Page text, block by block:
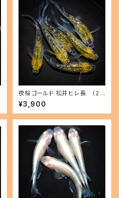
夜桜ゴールド 松井ヒレ長 （20
26年産まれ） オス3 メス3(現物
出品) ikahoff C-0728-5146
2-a
¥3,900